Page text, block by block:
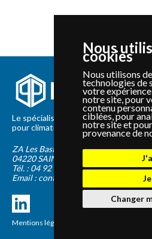
Nous
cookies
Nous utilisons
technologies de
votre
notre site, pour
contenu
ciblées, pour
notre site et
provenance de
Changer
Le spécialiste depuis 2012 de la
pour climatisation et Pompe à
ZA Les Bastides Blanches
04220 SAINTE-TULLE
Tél. : 04 92 75 89 55
Email : contact@panapieces.com
Mentions légales